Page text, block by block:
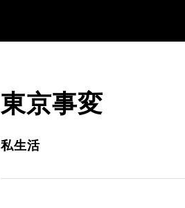
東京事変
私生活